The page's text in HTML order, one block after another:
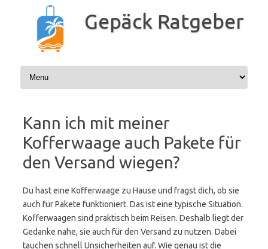
springen
Gepäck Ratgeber
Kann ich mit meiner
Kofferwaage auch Pakete für
den Versand wiegen?
Du hast eine Kofferwaage zu Hause und fragst dich, ob sie
auch für Pakete funktioniert. Das ist eine typische Situation.
Kofferwaagen sind praktisch beim Reisen. Deshalb liegt der
Gedanke nahe, sie auch für den Versand zu nutzen. Dabei
tauchen schnell Unsicherheiten auf. Wie genau ist die